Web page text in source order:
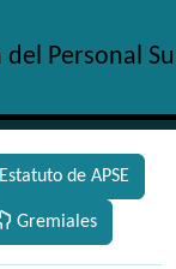
and
Estatuto de APSE
Gremiales
Personal